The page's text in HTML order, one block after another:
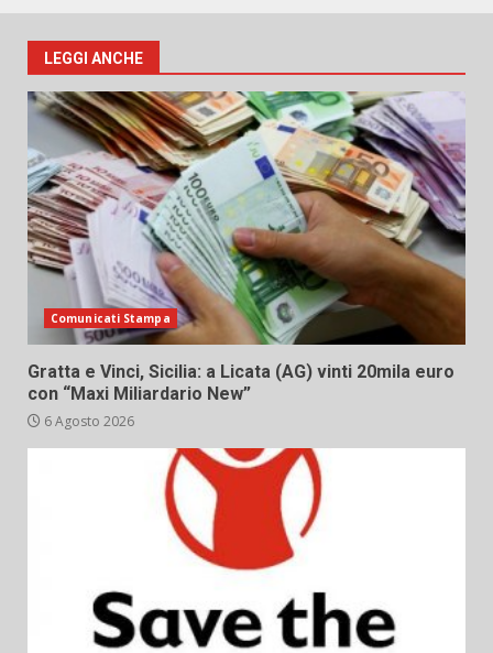
LEGGI ANCHE
Comunicati Stampa
Gratta e Vinci, Sicilia: a Licata (AG) vinti 20mila euro
con “Maxi Miliardario New”
6 Agosto 2026